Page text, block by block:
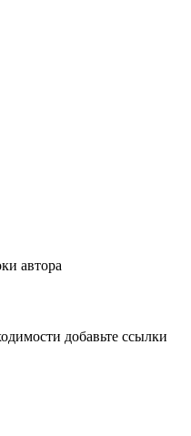
автора
добавьте ссылки